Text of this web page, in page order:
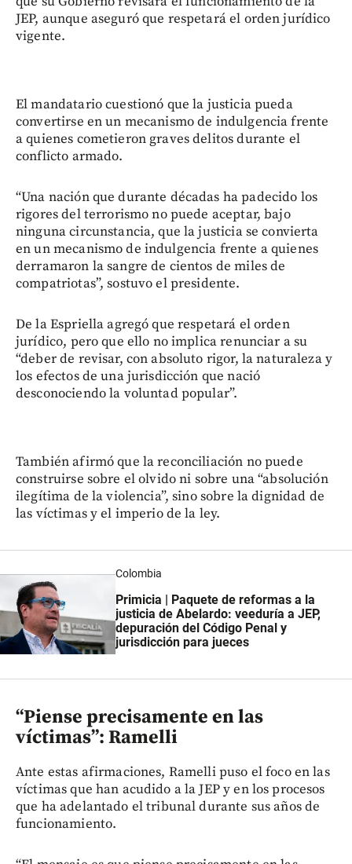
JEP, aunque aseguró que respetará el orden jurídico
vigente.
El mandatario cuestionó que la justicia pueda
convertirse en un mecanismo de indulgencia frente
a quienes cometieron graves delitos durante el
conflicto armado.
“Una nación que durante décadas ha padecido los
rigores del terrorismo no puede aceptar, bajo
ninguna circunstancia, que la justicia se convierta
en un mecanismo de indulgencia frente a quienes
derramaron la sangre de cientos de miles de
compatriotas”, sostuvo el presidente.
De la Espriella agregó que respetará el orden
jurídico, pero que ello no implica renunciar a su
“deber de revisar, con absoluto rigor, la naturaleza y
los efectos de una jurisdicción que nació
desconociendo la voluntad popular”.
También afirmó que la reconciliación no puede
construirse sobre el olvido ni sobre una “absolución
ilegítima de la violencia”, sino sobre la dignidad de
las víctimas y el imperio de la ley.
Colombia
Primicia | Paquete de reformas a la
justicia de Abelardo: veeduría a JEP,
depuración del Código Penal y
jurisdicción para jueces
“Piense precisamente en las
víctimas”: Ramelli
Ante estas afirmaciones, Ramelli puso el foco en las
víctimas que han acudido a la JEP y en los procesos
que ha adelantado el tribunal durante sus años de
funcionamiento.